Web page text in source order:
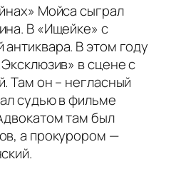
Мойса сыграл
В «Ищейке» с
В этом году
в сцене с
Там он – негласный
судью в фильме
там был
а прокурором —